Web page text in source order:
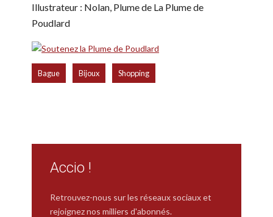
Illustrateur : Nolan, Plume de La Plume de
Poudlard
Bague Bijoux Shopping
Accio !
Retrouvez-nous sur les réseaux sociaux et
rejoignez nos milliers d'abonnés.